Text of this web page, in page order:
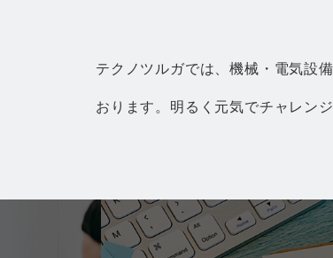
テクノツルガでは、機械・電気設
おります。明るく元気でチャレン